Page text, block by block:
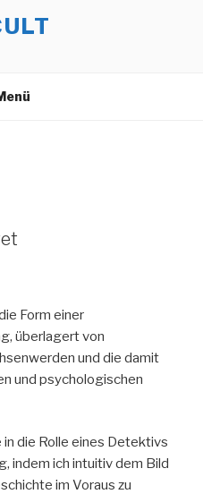
Form einer
überlagert von
und die damit
und psychologischen
in die Rolle eines Detektivs
indem ich intuitiv dem Bild
im Voraus zu